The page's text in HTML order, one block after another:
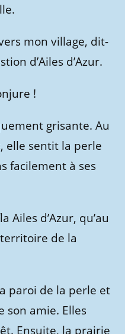
mon village, dit-
d’Ailes d’Azur.
!
grisante. Au
elle sentit la perle
facilement à ses
Ailes d’Azur, qu’au
de la
paroi de la perle et
son amie. Elles
Ensuite, la prairie